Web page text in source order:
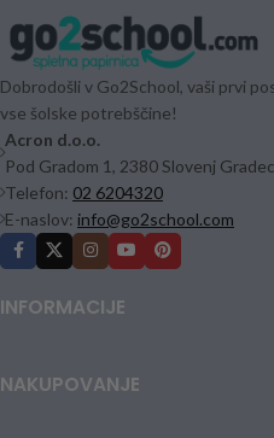
Dobrodošli v Go2School, vaši prvi
vse šolske potrebščine!
Acron d.o.o.
Pod Gradom 1, 2380 Slovenj Gradec
Telefon: 02 6204320
E-naslov: info@go2school.com
INFORMACIJE
NAKUPOVANJE